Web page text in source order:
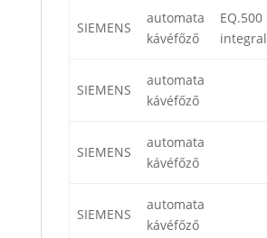
SIEMENS
automata
kávéfőző
EQ.500
integral
SIEMENS
automata
kávéfőző
SIEMENS
automata
kávéfőző
SIEMENS
automata
kávéfőző